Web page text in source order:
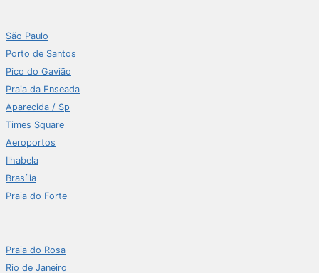
São Paulo
Porto de Santos
Pico do Gavião
Praia da Enseada
Aparecida / Sp
Times Square
Aeroportos
Ilhabela
Brasília
Praia do Forte
Praia do Rosa
Rio de Janeiro